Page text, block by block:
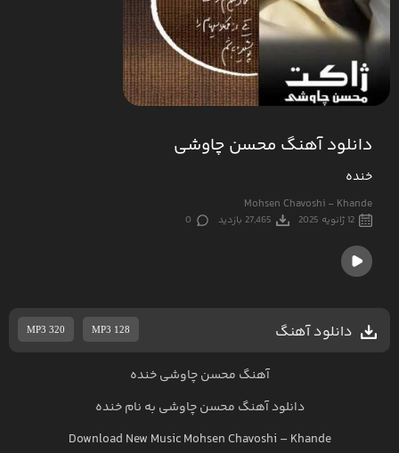
دانلود آهنگ محسن چاوشی
خنده
Mohsen Chavoshi - Khande
12 ژانویه 2025 27,465 بازدید 0
دانلود آهنگ MP3 320 MP3 128
آهنگ محسن چاوشی خنده
دانلود آهنگ محسن چاوشی به نامخنده
Download New MusicMohsen Chavoshi – Khande